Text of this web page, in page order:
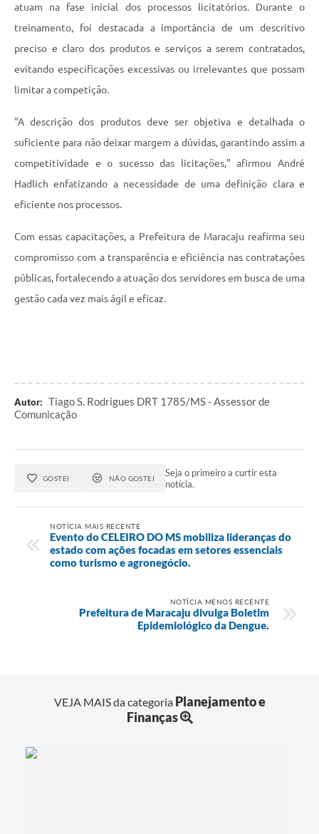
atuam na fase inicial dos processos licitatórios. Durante o
treinamento, foi destacada a importância de um descritivo
preciso e claro dos produtos e serviços a serem contratados,
evitando especificações excessivas ou irrelevantes que possam
limitar a competição.
"A descrição dos produtos deve ser objetiva e detalhada o
suficiente para não deixar margem a dúvidas, garantindo assim a
competitividade e o sucesso das licitações," afirmou André
Hadlich enfatizando a necessidade de uma definição clara e
eficiente nos processos.
Com essas capacitações, a Prefeitura de Maracaju reafirma seu
compromisso com a transparência e eficiência nas contratações
públicas, fortalecendo a atuação dos servidores em busca de uma
gestão cada vez mais ágil e eficaz.
Autor: Tiago S. Rodrigues DRT 1785/MS - Assessor de
Comunicação
GOSTEI NÃO GOSTEI
Seja o primeiro a curtir esta
notícia.
NOTÍCIA MAIS RECENTE
Evento do CELEIRO DO MS mobiliza lideranças do
estado com ações focadas em setores essenciais
como turismo e agronegócio.
NOTÍCIA MENOS RECENTE
Prefeitura de Maracaju divulga Boletim
Epidemiológico da Dengue.
VEJA MAIS da categoria Planejamento e
Finanças